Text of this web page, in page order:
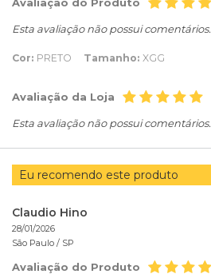
Esta avaliação não possui comentários.
Cor: PRETO Tamanho: XGG
Avaliação da Loja
Esta avaliação não possui comentários.
Eu recomendo este produto
Claudio Hino
28/01/2026
São Paulo / SP
Avaliação do Produto